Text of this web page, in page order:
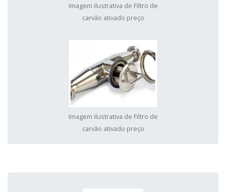
Imagem ilustrativa de Filtro de
carvão ativado preço
Imagem ilustrativa de Filtro de
carvão ativado preço